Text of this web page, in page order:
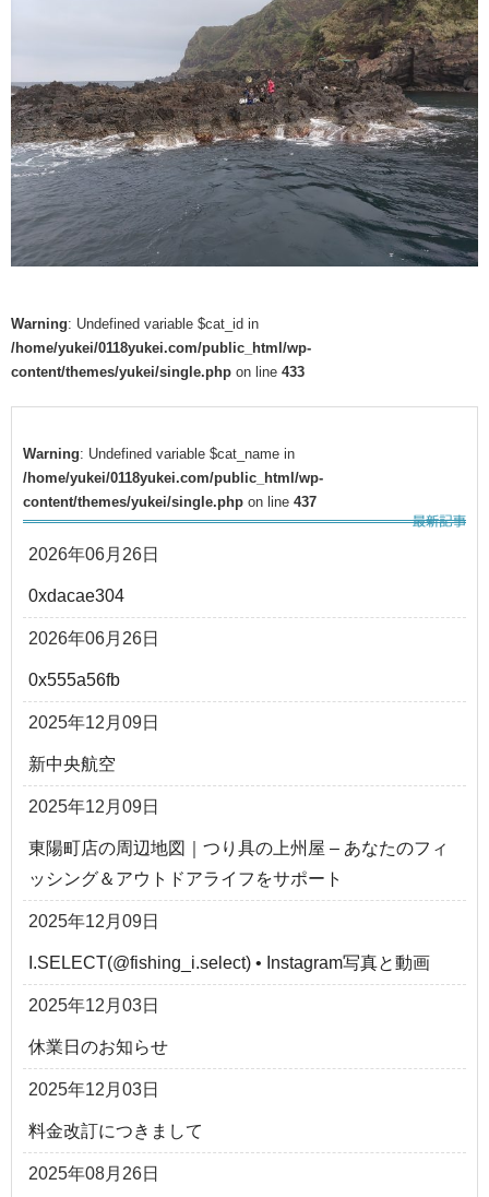
Warning: Undefined variable $cat_id in
/home/yukei/0118yukei.com/public_html/wp-
content/themes/yukei/single.php on line 433
Warning: Undefined variable $cat_name in
/home/yukei/0118yukei.com/public_html/wp-
content/themes/yukei/single.php on line 437
2026年06月26日
0xdacae304
2026年06月26日
0x555a56fb
2025年12月09日
新中央航空
2025年12月09日
東陽町店の周辺地図｜つり具の上州屋 – あなたのフィ
ッシング＆アウトドアライフをサポート
2025年12月09日
I.SELECT(@fishing_i.select) • Instagram写真と動画
2025年12月03日
休業日のお知らせ
2025年12月03日
料金改訂につきまして
2025年08月26日